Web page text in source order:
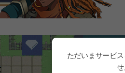
ただいまサービ
せ